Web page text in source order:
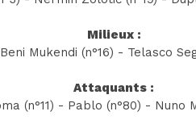
Milieux :
Mukendi (n°16) - Telasco
Attaquants :
(n°11) - Pablo (n°80) - Nuno